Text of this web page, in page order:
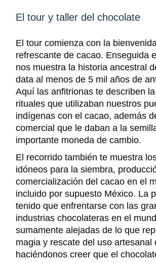
El tour y taller del chocolate
El tour comienza con la
refrescante de cacao. Enseguida e
nos muestra la historia ancestral
dataal menosde5 mil años de
Aquí las anfitrionaste describen
rituales que utilizaban nuestros
indígenascon el cacao,además
comercial que le daban a la
importante moneda de cambio.
El recorrido también te muestra
idóneos para la siembra,
comercialización del cacao en el
incluido por supuesto México. La
tenido que enfrentarse con las
industrias chocolateras en el
sumamente alejadas de lo que
magia y rescate del uso artesanal
haciéndonos creer que el